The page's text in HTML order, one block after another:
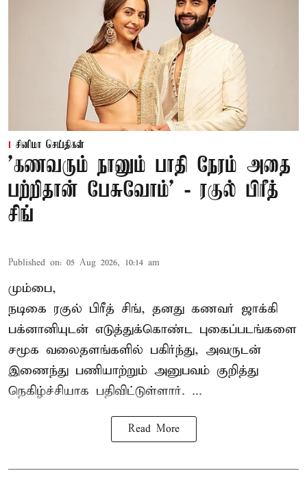
சினிமா செய்திகள்
’கணவரும் நானும் பாதி நேரம் அதை
பற்றிதான் பேசுவோம்’ - ரகுல் பிரீத்
சிங்
Published on: 05 Aug 2026, 10:14 am
மும்பை,
நடிகை ரகுல் பிரீத் சிங், தனது கணவர் ஜாக்கி
பக்னானியுடன் எடுத்துக்கொண்ட புகைப்படங்களை
சமூக வலைதளங்களில் பகிர்ந்து, அவருடன்
இணைந்து பணியாற்றும் அனுபவம் குறித்து
நெகிழ்ச்சியாக பதிவிட்டுள்ளார். ...
Read More